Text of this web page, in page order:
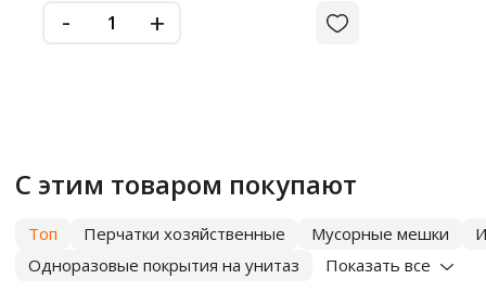
- +
С этим товаром покупают
Топ Перчатки хозяйственные Мусорные мешки
Одноразовые покрытия на унитаз
Показать все